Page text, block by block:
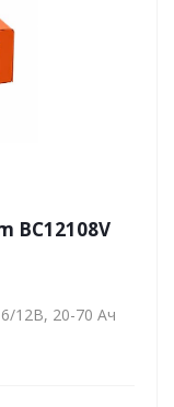
BC12108V
6/12В, 20-70 Ач